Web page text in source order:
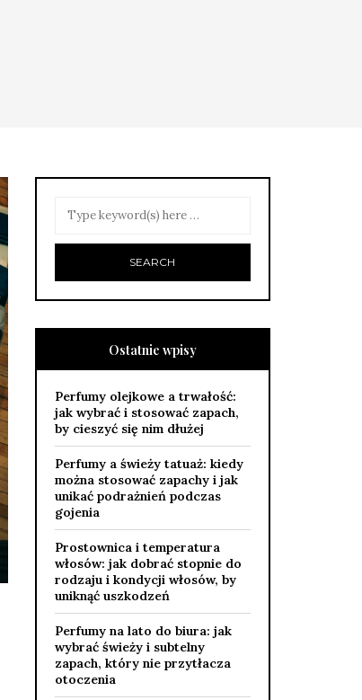
Ostatnie wpisy
Perfumy olejkowe a trwałość:
jak wybrać i stosować zapach,
by cieszyć się nim dłużej
Perfumy a świeży tatuaż: kiedy
można stosować zapachy i jak
unikać podrażnień podczas
gojenia
Prostownica i temperatura
włosów: jak dobrać stopnie do
rodzaju i kondycji włosów, by
uniknąć uszkodzeń
Perfumy na lato do biura: jak
wybrać świeży i subtelny
zapach, który nie przytłacza
otoczenia